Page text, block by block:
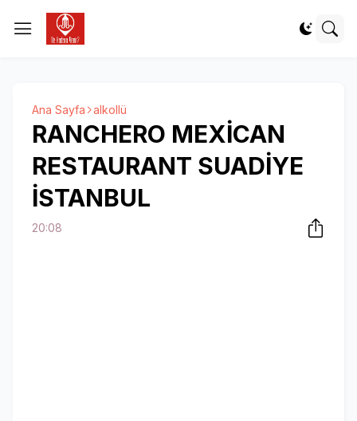
Ana Sayfa alkollü
RANCHERO MEXİCAN
RESTAURANT SUADİYE
İSTANBUL
20:08